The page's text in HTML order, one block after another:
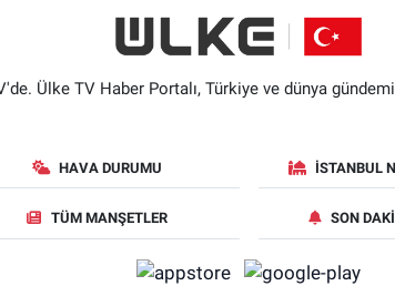
Ülke TV Haber Portalı, Türkiye ve dünya
HAVA DURUMU İSTANBUL
TÜM MANŞETLER SON